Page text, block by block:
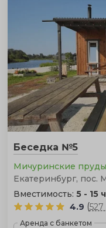
Беседка №5
Мичуринские пруды
Екатеринбург, пос.
Вместимость: 5 - 15
4.9 (527
Аренда с банкетом